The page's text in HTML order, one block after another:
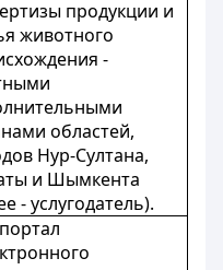
продукции и
животного
-
областей,
Нур-Султана,
и Шымкента
- услугодатель).